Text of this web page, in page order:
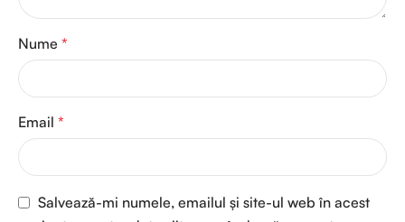
Nume *
Email *
Salvează-mi numele, emailul și site-ul web în acest